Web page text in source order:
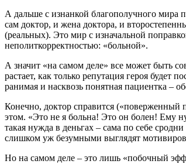
А дальше с изнанкой благополучного мира
сам доктор, и жена доктора, и
(реальных). Это мир с изначальной
неполиткорректностью: «больной».
А значит «на самом деле» все может быть
растает, как только репутация героя будет
ранимая и насквозь понятная пациентка –
Конечно, доктор справится («поверженный
этом. «Это не я больна! Это он болен! Ему
такая нужда в деньгах – сама по себе
слишком уж безумными выглядят
Но на самом деле – это лишь «побочный